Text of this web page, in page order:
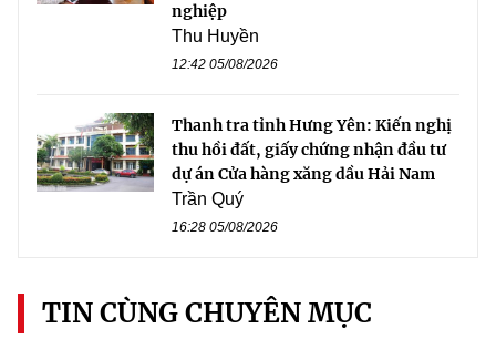
nghiệp
Thu Huyền
12:42 05/08/2026
Thanh tra tỉnh Hưng Yên: Kiến nghị
thu hồi đất, giấy chứng nhận đầu tư
dự án Cửa hàng xăng dầu Hải Nam
Trần Quý
16:28 05/08/2026
TIN CÙNG CHUYÊN MỤC